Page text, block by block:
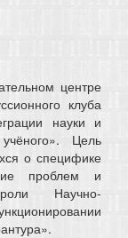
центре
клуба
науки и
Цель
о специфике
проблем и
Научно-